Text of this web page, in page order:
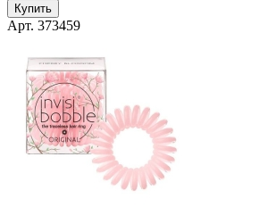
Купить
Арт. 373459